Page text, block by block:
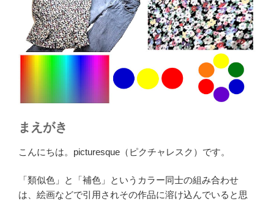
まえがき
こんにちは。picturesque（ピクチャレスク）です。
「類似色」と「補色」というカラー同士の組み合わせ
は、絵画などで引用されその作品に溶け込んでいると思